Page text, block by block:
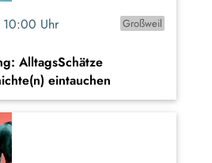
Uhr
Großweil
AlltagsSchätze
eintauchen